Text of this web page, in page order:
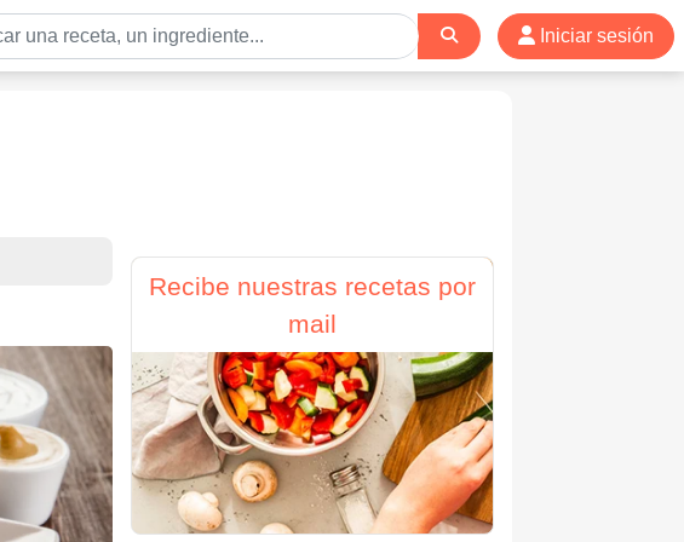
Iniciar sesión
Recibe nuestras recetas por
mail